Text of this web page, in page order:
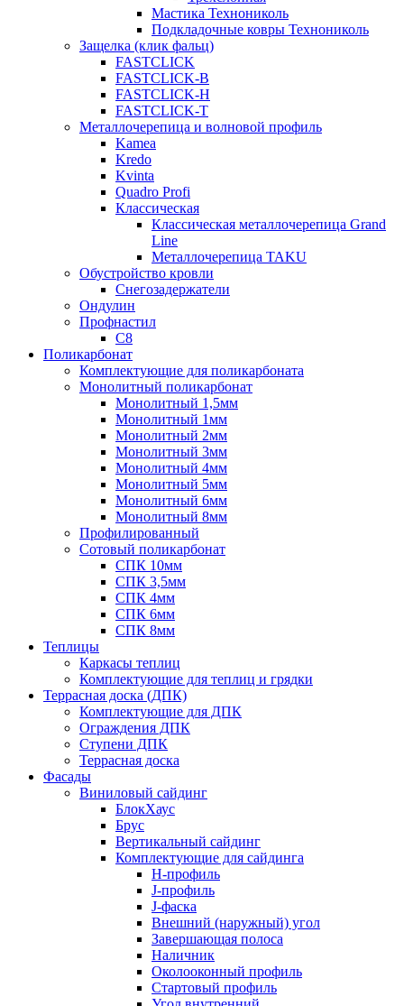
Мастика Технониколь
Подкладочные ковры Технониколь
Защелка (клик фальц)
FASTCLICK
FASTCLICK-B
FASTCLICK-H
FASTCLICK-T
Металлочерепица и волновой профиль
Kamea
Kredo
Kvinta
Quadro Profi
Классическая
Классическая металлочерепица Grand
Line
Металлочерепица TAKU
Обустройство кровли
Снегозадержатели
Ондулин
Профнастил
С8
Поликарбонат
Комплектующие для поликарбоната
Монолитный поликарбонат
Монолитный 1,5мм
Монолитный 1мм
Монолитный 2мм
Монолитный 3мм
Монолитный 4мм
Монолитный 5мм
Монолитный 6мм
Монолитный 8мм
Профилированный
Сотовый поликарбонат
СПК 10мм
СПК 3,5мм
СПК 4мм
СПК 6мм
СПК 8мм
Теплицы
Каркасы теплиц
Комплектующие для теплиц и грядки
Террасная доска (ДПК)
Комплектующие для ДПК
Ограждения ДПК
Ступени ДПК
Террасная доска
Фасады
Виниловый сайдинг
БлокХаус
Брус
Вертикальный сайдинг
Комплектующие для сайдинга
H-профиль
J-профиль
J-фаска
Внешний (наружный) угол
Завершающая полоса
Наличник
Околооконный профиль
Стартовый профиль